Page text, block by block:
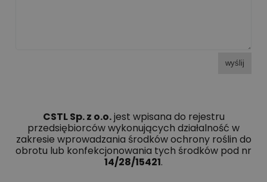
wyślij
CSTL Sp. z o.o.jest wpisana do rejestru
przedsiębiorców wykonujących działalność w
zakresie wprowadzania środków ochrony roślin do
obrotu lub konfekcjonowania tych środków pod nr
14/28/15421.